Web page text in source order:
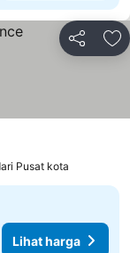
Bagikan
Pusat kota
Lihat harga